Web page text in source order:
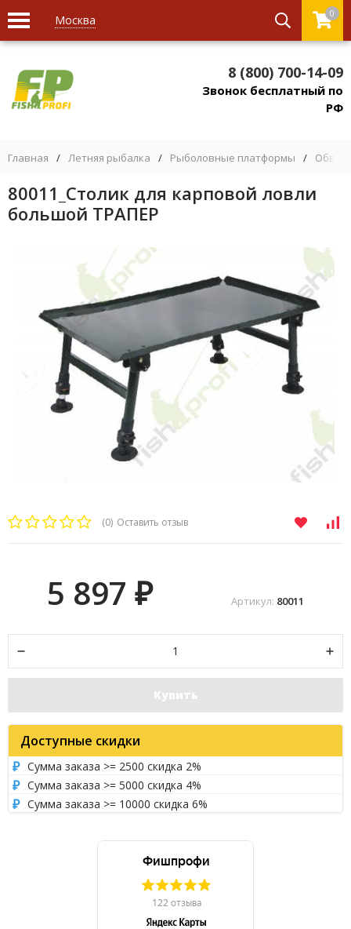
Москва 0
8 (800) 700-14-09
Звонок бесплатный по
РФ
Главная / Летняя рыбалка / Рыболовные платформы / Обвес
80011_Столик для карповой ловли
большой ТРАПЕР
(0) Оставить отзыв
Артикул: 80011
5 897 ₽
Купить
Доступные скидки
Сумма заказа >= 2500 скидка 2%
Сумма заказа >= 5000 скидка 4%
Сумма заказа >= 10000 скидка 6%